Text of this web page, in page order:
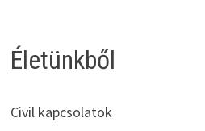
Életünkből
Civil kapcsolatok